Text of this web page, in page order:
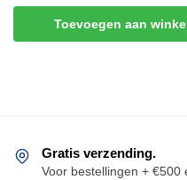
Toevoegen aan
Gratis verzending.
Voor bestellingen + €500